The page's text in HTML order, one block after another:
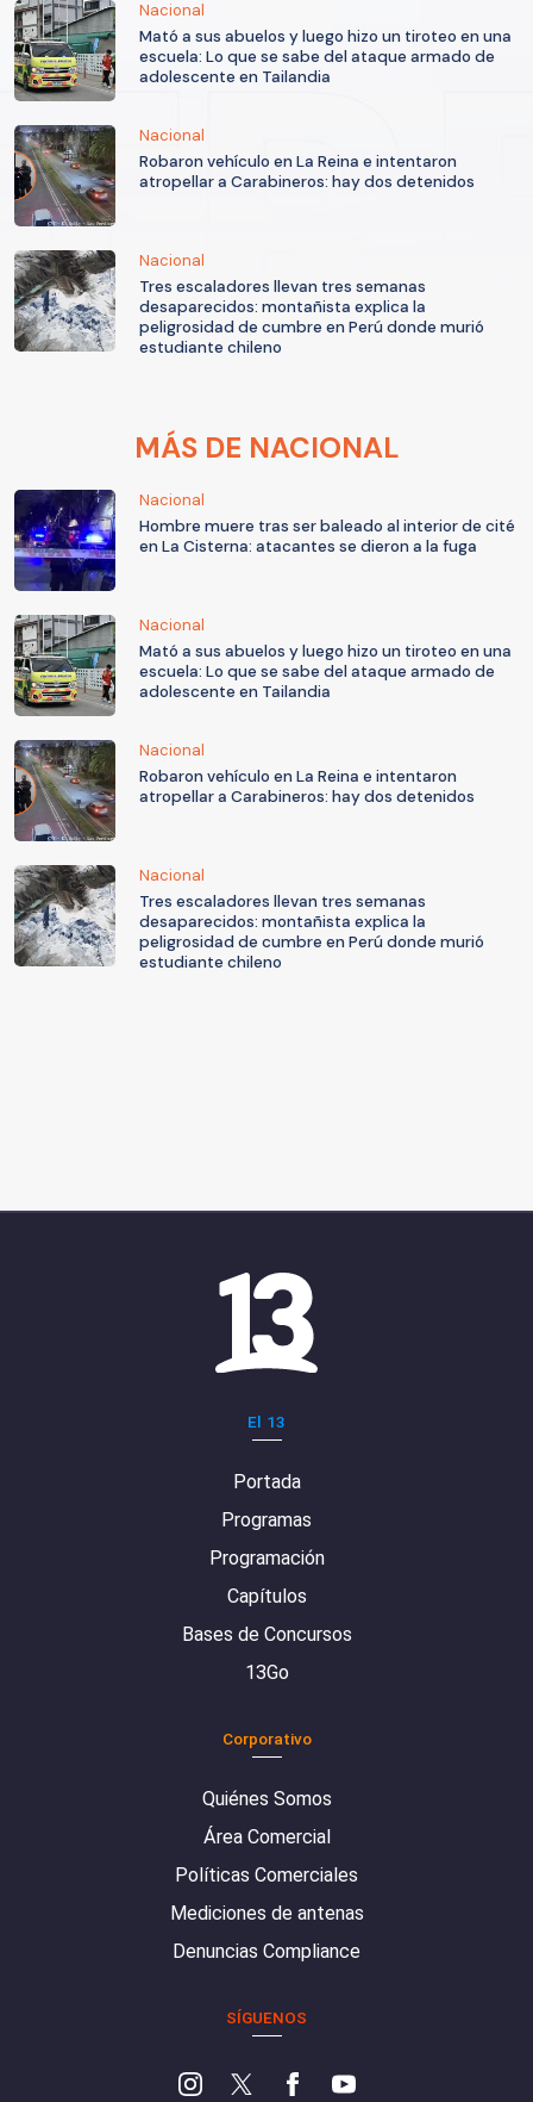
Nacional
Mató a sus abuelos y luego hizo un tiroteo en una
escuela: Lo que se sabe del ataque armado de
adolescente en Tailandia
Nacional
Robaron vehículo en La Reina e intentaron
atropellar a Carabineros: hay dos detenidos
Nacional
Tres escaladores llevan tres semanas
desaparecidos: montañista explica la
peligrosidad de cumbre en Perú donde murió
estudiante chileno
MÁS DE NACIONAL
Nacional
Hombre muere tras ser baleado al interior de cité
en La Cisterna: atacantes se dieron a la fuga
Nacional
Mató a sus abuelos y luego hizo un tiroteo en una
escuela: Lo que se sabe del ataque armado de
adolescente en Tailandia
Nacional
Robaron vehículo en La Reina e intentaron
atropellar a Carabineros: hay dos detenidos
Nacional
Tres escaladores llevan tres semanas
desaparecidos: montañista explica la
peligrosidad de cumbre en Perú donde murió
estudiante chileno
El 13
Portada
Programas
Programación
Capítulos
Bases de Concursos
13Go
Corporativo
Quiénes Somos
Área Comercial
Políticas Comerciales
Mediciones de antenas
Denuncias Compliance
SÍGUENOS